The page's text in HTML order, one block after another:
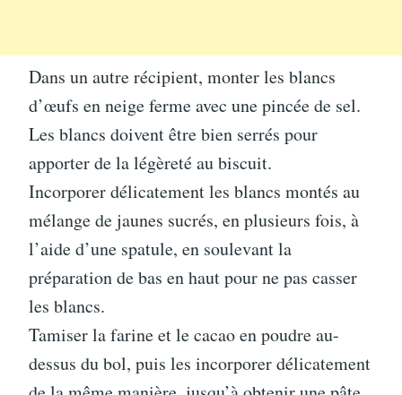
Dans un autre récipient, monter les blancs
d’œufs en neige ferme avec une pincée de sel.
Les blancs doivent être bien serrés pour
apporter de la légèreté au biscuit.
Incorporer délicatement les blancs montés au
mélange de jaunes sucrés, en plusieurs fois, à
l’aide d’une spatule, en soulevant la
préparation de bas en haut pour ne pas casser
les blancs.
Tamiser la farine et le cacao en poudre au-
dessus du bol, puis les incorporer délicatement